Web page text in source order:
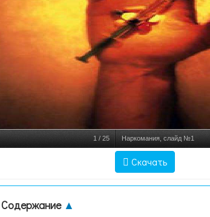
1 / 25 Наркомания, слайд №1
Скачать
Содержание ▲